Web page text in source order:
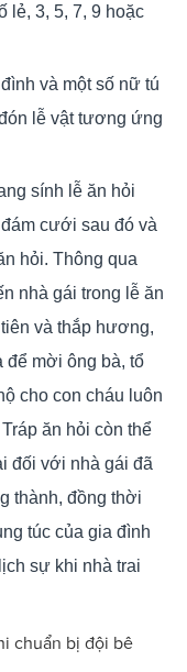
lẻ, 3, 5, 7, 9 hoặc
và một số nữ tú
lễ vật tương ứng
sính lễ ăn hỏi
cưới sau đó và
hỏi. Thông qua
nhà gái trong lễ ăn
và thắp hương,
để mời ông bà, tổ
cho con cháu luôn
ăn hỏi còn thể
đối với nhà gái đã
thành, đồng thời
túc của gia đình
sự khi nhà trai
chuẩn bị đội bê